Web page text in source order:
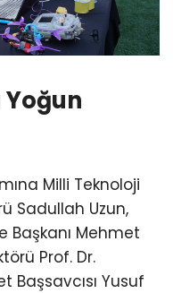
Yoğun
Milli Teknoloji
Sadullah Uzun,
Başkanı Mehmet
Prof. Dr.
Başsavcısı Yusuf